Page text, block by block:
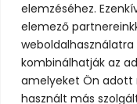
elemzéséhez.
elemező
kombinálhatják az
amelyeket Ön adott
használt más
Tovább